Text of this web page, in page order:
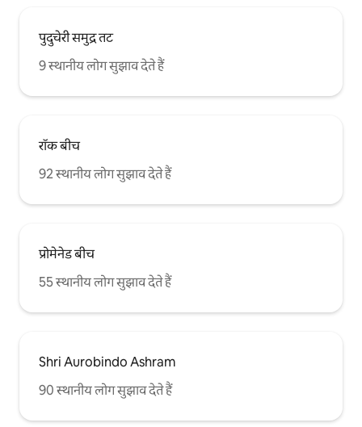
पुदुचेरी समुद्र तट
9 स्थानीय लोग सुझाव देते हैं
रॉक बीच
92 स्थानीय लोग सुझाव देते हैं
प्रोमेनेड बीच
55 स्थानीय लोग सुझाव देते हैं
Shri Aurobindo Ashram
90 स्थानीय लोग सुझाव देते हैं